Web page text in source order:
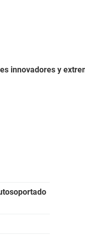
innovadores y